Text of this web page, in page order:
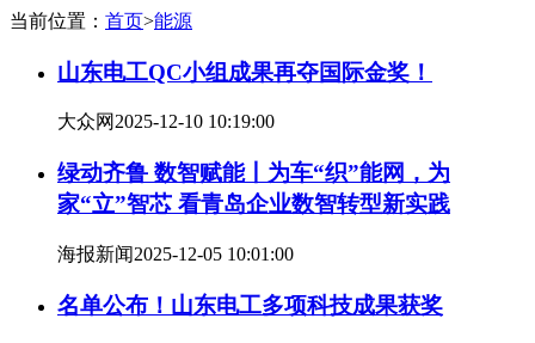
当前位置： 首页>能源
山东电工QC小组成果再夺国际金奖！
大众网2025-12-10 10:19:00
绿动齐鲁 数智赋能丨为车“织”能网，为
家“立”智芯 看青岛企业数智转型新实践
海报新闻2025-12-05 10:01:00
名单公布！山东电工多项科技成果获奖